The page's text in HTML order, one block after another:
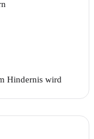
Hindernis wird